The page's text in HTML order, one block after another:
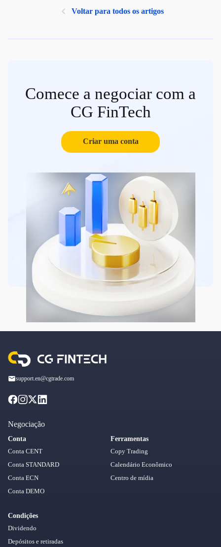
Voltar para todos os artigos
Comece a negociar com a
CG FinTech
Criar uma conta
support.en@cgtrade.com
Negociação
Conta
Conta CENT
Conta STANDARD
Conta ECN
Conta DEMO
Condições
Dividendo
Depósitos e retiradas
Ferramentas
Copy Trading
Calendário Econômico
Centro de mídia